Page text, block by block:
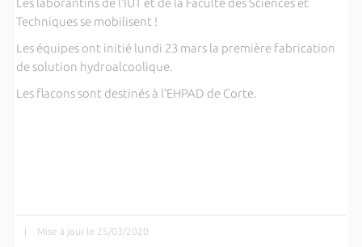
Les laborantins de l’IUT et de la Faculté des Sciences et
Techniques se mobilisent !
Les équipes ont initié lundi 23 mars la première fabrication
de solution hydroalcoolique.
Les flacons sont destinés à l’EHPAD de Corte.
| Mise à jour le 25/03/2020